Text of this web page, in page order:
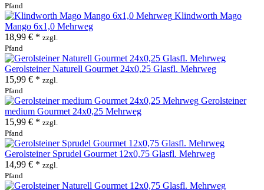
Pfand
Klindworth Mago
Mango 6x1,0 Mehrweg
18,99 € * zzgl.
Pfand
Gerolsteiner Naturell Gourmet 24x0,25 Glasfl. Mehrweg
15,99 € * zzgl.
Pfand
Gerolsteiner
medium Gourmet 24x0,25 Mehrweg
15,99 € * zzgl.
Pfand
Gerolsteiner Sprudel Gourmet 12x0,75 Glasfl. Mehrweg
14,99 € * zzgl.
Pfand